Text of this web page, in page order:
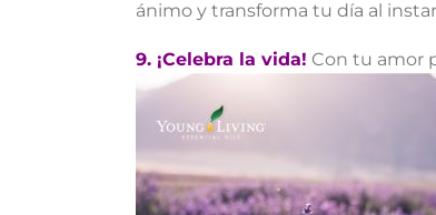
ánimo y transforma tu día al
9. ¡Celebra la vida! Con tu amor